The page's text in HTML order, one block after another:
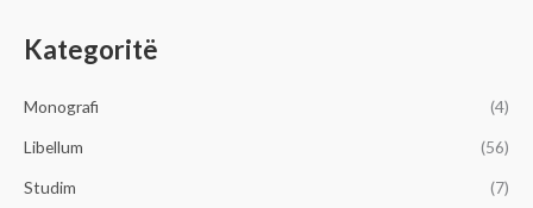
Kategoritë
Monografi (4)
Libellum (56)
Studim (7)